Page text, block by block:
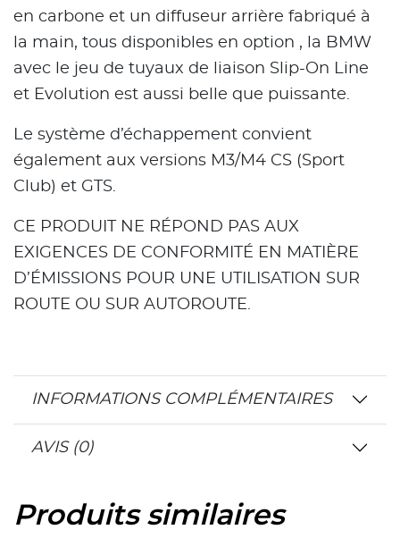
en carbone et un diffuseur arrière fabriqué à
la main, tous disponibles en option , la BMW
avec le jeu de tuyaux de liaison Slip-On Line
et Evolution est aussi belle que puissante.
Le système d’échappement convient
également aux versions M3/M4 CS (Sport
Club) et GTS.
CE PRODUIT NE RÉPOND PAS AUX
EXIGENCES DE CONFORMITÉ EN MATIÈRE
D’ÉMISSIONS POUR UNE UTILISATION SUR
ROUTE OU SUR AUTOROUTE.
INFORMATIONS COMPLÉMENTAIRES
AVIS (0)
Produits similaires